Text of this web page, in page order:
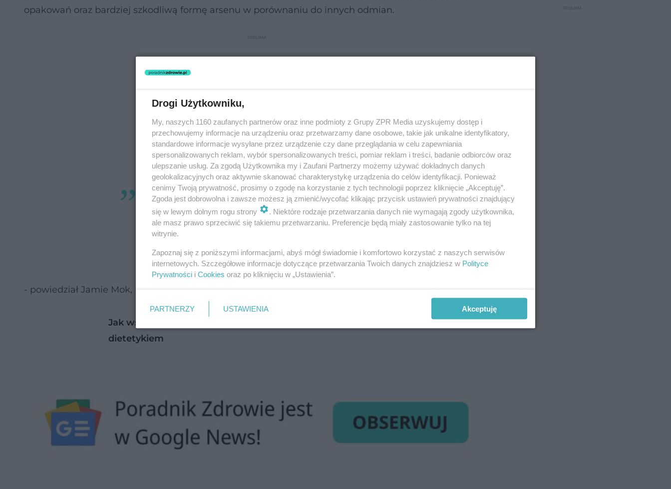
opakowań oraz bardziej szkodliwą formę arsenu w porównaniu do innych odmian.
Badania nad czarnym i czerwonym ryżem są nieco
bardziej zróżnicowane, ale niektóre badania sugerują, że
mogą one zawierać mniej arsenu niż brązowy ryż, a
pochodzenia
- powiedział Jamie Mok, rzecznik Akademii Żywienia i Dietetyki.
Jak wspomagać odporność organizmu dietą? Rozmowa z
dietetykiem
Drogi Użytkowniku,
My, naszych 1160 zaufanych partnerów oraz inne podmioty z Grupy ZPR Media uzyskujemy dostęp i
przechowujemy informacje na urządzeniu oraz przetwarzamy dane osobowe, takie jak unikalne identyfikatory,
standardowe informacje wysyłane przez urządzenie czy dane przeglądania w celu zapewniania
spersonalizowanych reklam, wybór spersonalizowanych treści, pomiar reklam i treści, badanie odbiorców oraz
ulepszanie usług. Za zgodą Użytkownika my i Zaufani Partnerzy możemy używać dokładnych danych
geolokalizacyjnych oraz aktywnie skanować charakterystykę urządzenia do celów identyfikacji. Ponieważ
cenimy Twoją prywatność, prosimy o zgodę na korzystanie z tych technologii poprzez kliknięcie „Akceptuję”.
Zgoda jest dobrowolna i zawsze możesz ją zmienić/wycofać klikając przycisk ustawień prywatności znajdujący
się w lewym dolnym rogu strony
. Niektóre rodzaje przetwarzania danych nie wymagają zgody użytkownika,
ale masz prawo sprzeciwić się takiemu przetwarzaniu. Preferencje będą miały zastosowanie tylko na tej
witrynie.
Zapoznaj się z poniższymi informacjami, abyś mógł świadomie i komfortowo korzystać z naszych serwisów
internetowych. Szczegółowe informacje dotyczące przetwarzania Twoich danych znajdziesz w Polityce
Prywatności i Cookies oraz po kliknięciu w „Ustawienia”.
PARTNERZY USTAWIENIA Akceptuję